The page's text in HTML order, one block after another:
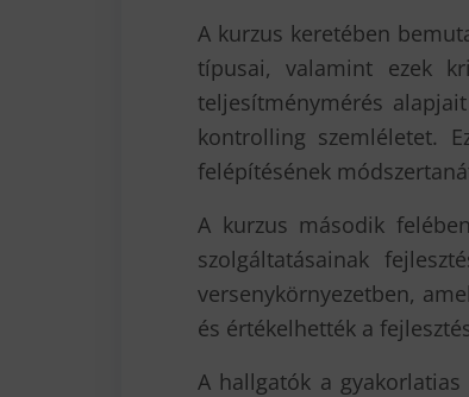
A kurzus keretében
típusai, valamint ezek
teljesítménymérés
kontrolling szemléletet.
felépítésének
A kurzus második
szolgáltatásainak
versenykörnyezetben,
és értékelhették a
A hallgatók a